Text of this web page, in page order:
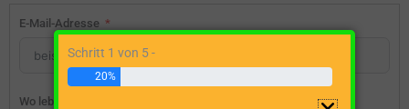
E-Mail-Adresse
Wo lebst du?
Schritt 1 von 5 -
20%